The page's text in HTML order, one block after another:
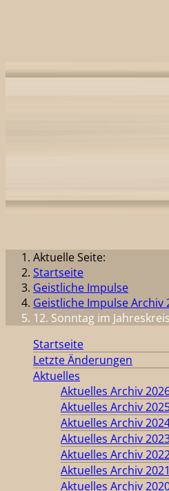
Aktuelle Seite:
Startseite
Geistliche Impulse
Geistliche Impulse Archiv
12. Sonntag im
Startseite
Letzte Änderungen
Aktuelles
Aktuelles Archiv
Aktuelles Archiv
Aktuelles Archiv
Aktuelles Archiv
Aktuelles Archiv
Aktuelles Archiv 2021
Aktuelles Archiv